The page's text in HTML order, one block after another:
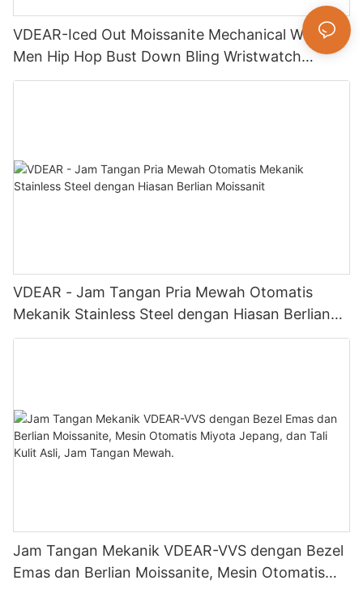
VDEAR-Iced Out Moissanite Mechanical Watch
Men Hip Hop Bust Down Bling Wristwatch
Luxury Fashion Jewelry Watch
VDEAR - Jam Tangan Pria Mewah Otomatis
Mekanik Stainless Steel dengan Hiasan Berlian
Moissanit
Jam Tangan Mekanik VDEAR-VVS dengan Bezel
Emas dan Berlian Moissanite, Mesin Otomatis